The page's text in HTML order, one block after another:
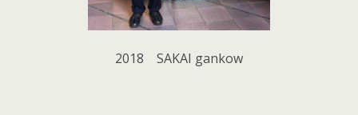
2018 SAKAI gankow